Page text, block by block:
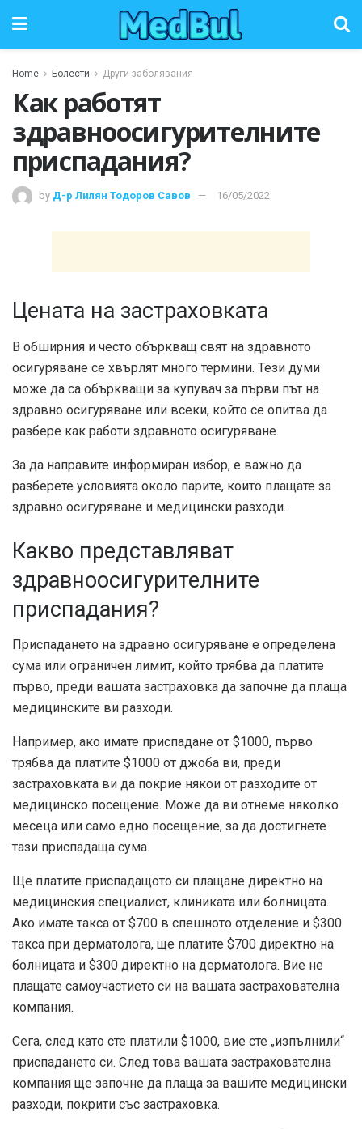
Home Болести Други заболявания
Как работят
здравноосигурителните
приспадания?
by Д-р Лилян Тодоров Савов 16/05/2022
Цената на застраховката
В обширния и често объркващ свят на здравното
осигуряване се хвърлят много термини. Тези думи
може да са объркващи за купувач за първи път на
здравно осигуряване или всеки, който се опитва да
разбере как работи здравното осигуряване.
За да направите информиран избор, е важно да
разберете условията около парите, които плащате за
здравно осигуряване и медицински разходи.
Какво представляват
здравноосигурителните
приспадания?
Приспадането на здравно осигуряване е определена
сума или ограничен лимит, който трябва да платите
първо, преди вашата застраховка да започне да плаща
медицинските ви разходи.
Например, ако имате приспадане от $1000, първо
трябва да платите $1000 от джоба ви, преди
застраховката ви да покрие някои от разходите от
медицинско посещение. Може да ви отнеме няколко
месеца или само едно посещение, за да достигнете
тази приспадаща сума.
Ще платите приспадащото си плащане директно на
медицинския специалист, клиниката или болницата.
Ако имате такса от $700 в спешното отделение и $300
такса при дерматолога, ще платите $700 директно на
болницата и $300 директно на дерматолога. Вие не
плащате самоучастието си на вашата застрахователна
компания.
Сега, след като сте платили $1000, вие сте „изпълнили“
приспадането си. След това вашата застрахователна
компания ще започне да плаща за вашите медицински
разходи, покрити със застраховка.